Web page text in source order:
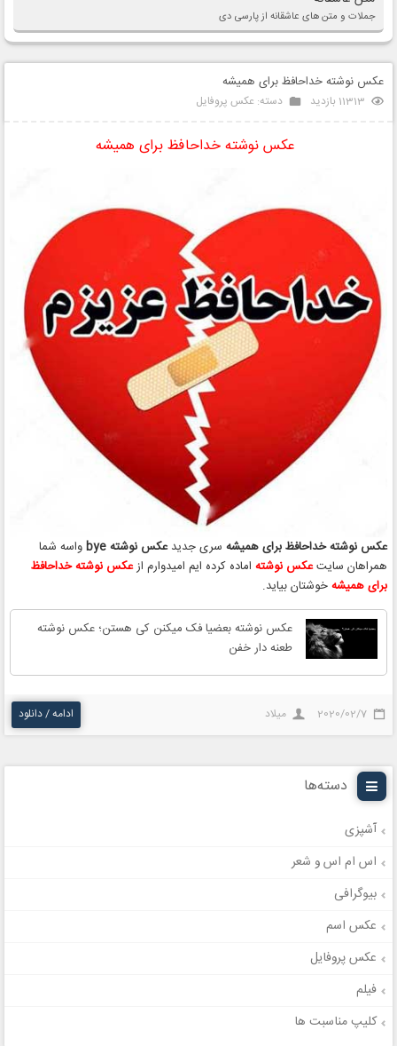
جملات و متن های عاشقانه از پارسی دی
عکس نوشته خداحافظ برای همیشه
11313 بازدید دسته: عکس پروفایل
عکس نوشته خداحافظ برای همیشه
عکس نوشته خداحافظ برای همیشه سری جدیدعکس نوشته bye
واسه شما
همراهان سایتعکس نوشته اماده کرده ایم امیدوارم ازعکس نوشته خداحافظ
برای همیشه خوشتان بیاید.
عکس نوشته بعضیا فک میکنن کی هستن؛ عکس نوشته
طعنه دار خفن
2020/02/7 میلاد ادامه / دانلود
دسته‌ها
آشپزی
اس ام اس و شعر
بیوگرافی
عکس اسم
عکس پروفایل
فیلم
کلیپ مناسبت ها